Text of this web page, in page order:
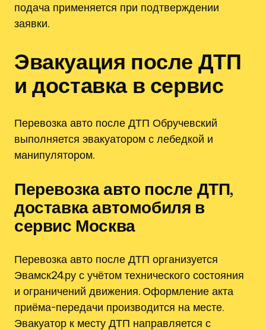
подача применяется при подтверждении
заявки.
Эвакуация после ДТП
и доставка в сервис
Перевозка авто после ДТП Обручевский
выполняется эвакуатором с лебедкой и
манипулятором.
Перевозка авто после ДТП,
доставка автомобиля в
сервис Москва
Перевозка авто после ДТП организуется
Эвамск24.ру с учётом технического состояния
и ограничений движения. Оформление акта
приёма-передачи производится на месте.
Эвакуатор к месту ДТП направляется с